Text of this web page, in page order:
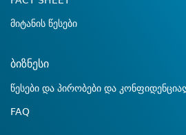
მიტანის წესები
ბიზნესი
წესები და პირობები და
FAQ